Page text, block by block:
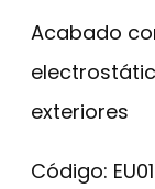
Acabado
exteriores
Código: